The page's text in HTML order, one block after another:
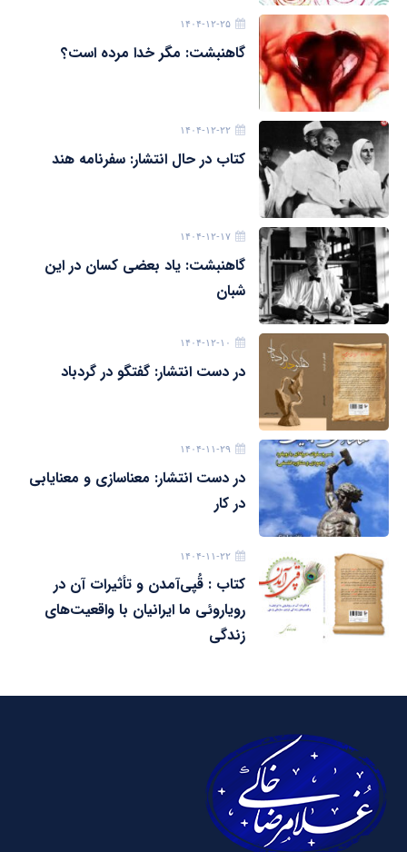
۱۴۰۴-۱۲-۲۵
گاهنبشت: مگر خدا مرده است؟
۱۴۰۴-۱۲-۲۲
کتاب در حال انتشار: سفرنامه هند
۱۴۰۴-۱۲-۱۷
گاهنبشت: یاد بعضی کسان در این
شبان
۱۴۰۴-۱۲-۱۰
در دست انتشار: گفتگو در گردباد
۱۴۰۴-۱۱-۲۹
در دست انتشار: معناسازی و معنایابی
در کار
۱۴۰۴-۱۱-۲۲
کتاب : قُپی‌آمدن و تأثیرات آن در
رویاروئی ما ایرانیان با واقعیت‌های
زندگی